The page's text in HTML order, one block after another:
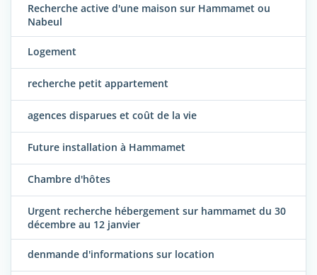
Recherche active d'une maison sur Hammamet ou
Nabeul
Logement
recherche petit appartement
agences disparues et coût de la vie
Future installation à Hammamet
Chambre d'hôtes
Urgent recherche hébergement sur hammamet du 30
décembre au 12 janvier
denmande d'informations sur location